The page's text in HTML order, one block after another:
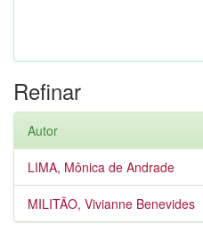
Refinar
Autor
LIMA, Mônica de Andrade
MILITÃO, Vivianne Benevides